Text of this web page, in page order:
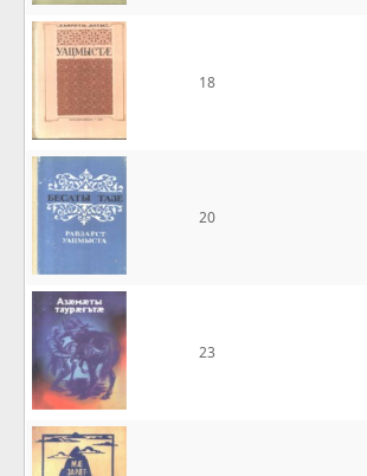
18
20
23